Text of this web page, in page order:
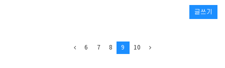
글쓰기
6 7 8 9 10